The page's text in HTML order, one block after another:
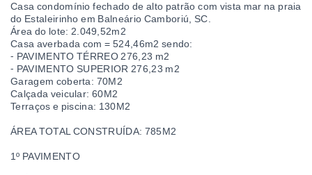
Casa condomínio fechado de alto patrão com vista mar na praia
do Estaleirinho em Balneário Camboriú, SC.
Área do lote: 2.049,52m2
Casa averbada com = 524,46m2 sendo:
⁃ PAVIMENTO TÉRREO 276,23 m2
⁃ PAVIMENTO SUPERIOR 276,23 m2
Garagem coberta: 70M2
Calçada veicular: 60M2
Terraços e piscina: 130M2
ÁREA TOTAL CONSTRUÍDA: 785M2
1º PAVIMENTO